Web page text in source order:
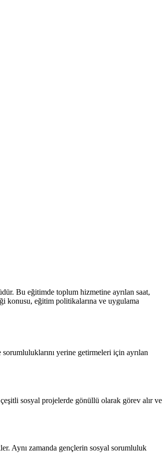
Bu eğitimde toplum hizmetine ayrılan saat,
konusu, eğitim politikalarına ve uygulama
yerine getirmeleri için ayrılan
sosyal projelerde gönüllü olarak görev alır ve
Aynı zamanda gençlerin sosyal sorumluluk